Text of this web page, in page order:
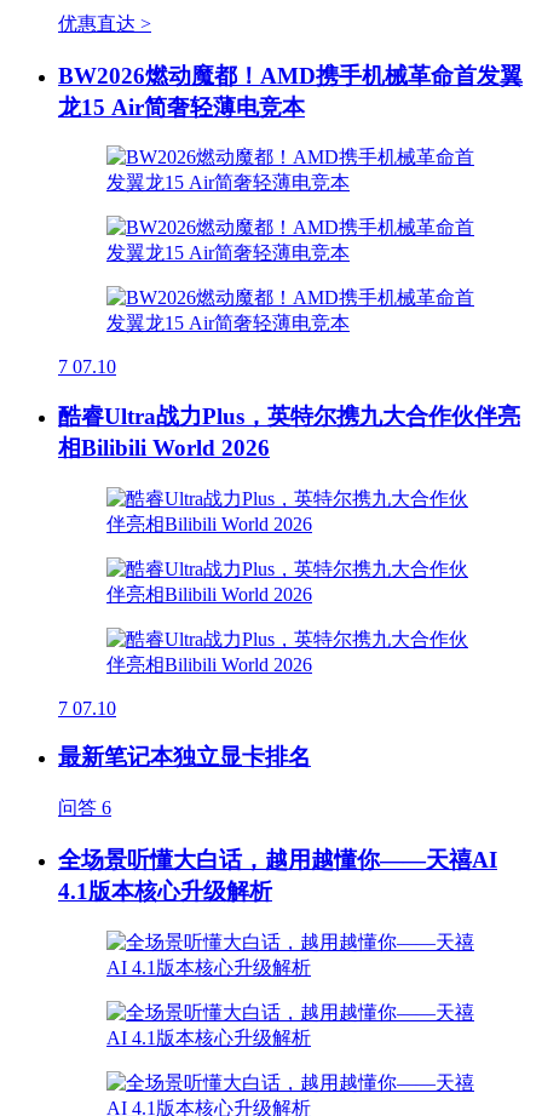
优惠直达 >
BW2026燃动魔都！AMD携手机械革命首发翼
龙15 Air简奢轻薄电竞本
7 07.10
酷睿Ultra战力Plus，英特尔携九大合作伙伴亮
相Bilibili World 2026
7 07.10
最新笔记本独立显卡排名
问答 6
全场景听懂大白话，越用越懂你——天禧AI
4.1版本核心升级解析